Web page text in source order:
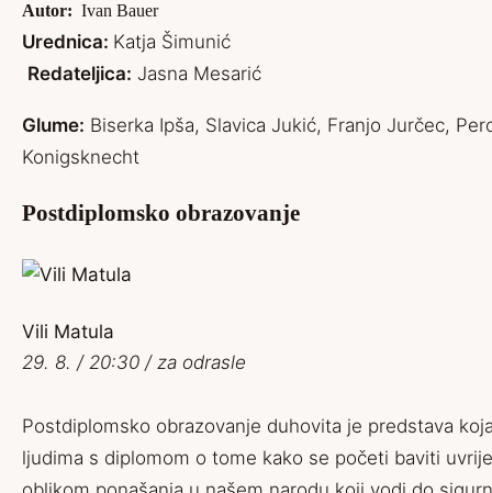
Autor: Ivan Bauer
Urednica: Katja Šimunić
Redateljica: Jasna Mesarić
Glume: Biserka Ipša, Slavica Jukić, Franjo Jurčec,
Konigsknecht
Postdiplomsko obrazovanje
Vili Matula
29. 8. / 20:30 / za odrasle
Postdiplomsko obrazovanje duhovita je predstava
ljudima s diplomom o tome kako se početi baviti